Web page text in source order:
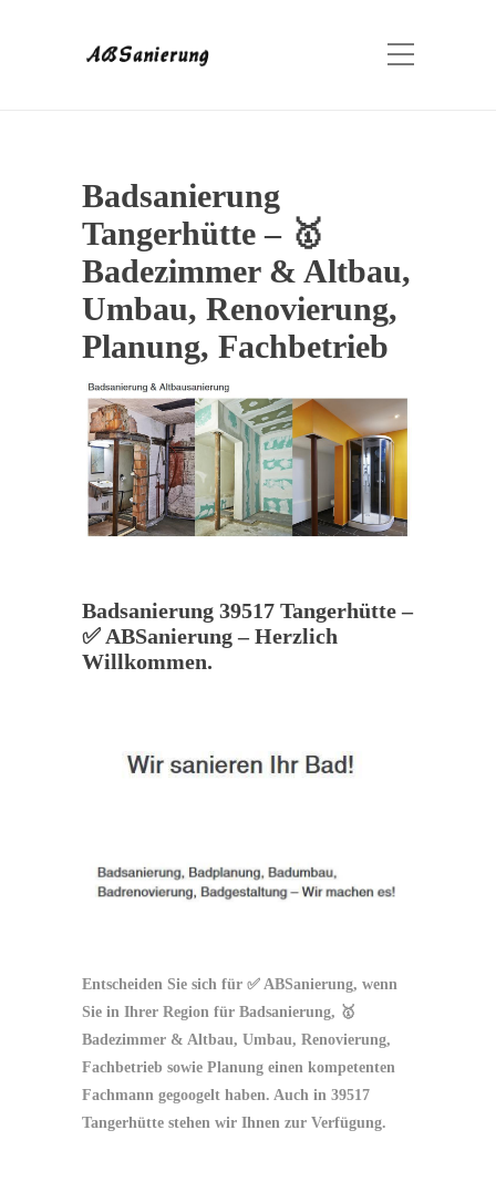
Badsanierung
Tangerhütte – 🥇
Badezimmer & Altbau,
Umbau, Renovierung,
Planung, Fachbetrieb
Badsanierung 39517 Tangerhütte –
✅ ABSanierung – Herzlich
Willkommen.
Entscheiden Sie sich für ✅ ABSanierung, wenn
Sie in Ihrer Region für Badsanierung, 🥇
Badezimmer & Altbau, Umbau, Renovierung,
Fachbetrieb sowie Planung einen kompetenten
Fachmann gegoogelt haben. Auch in 39517
Tangerhütte stehen wir Ihnen zur Verfügung.